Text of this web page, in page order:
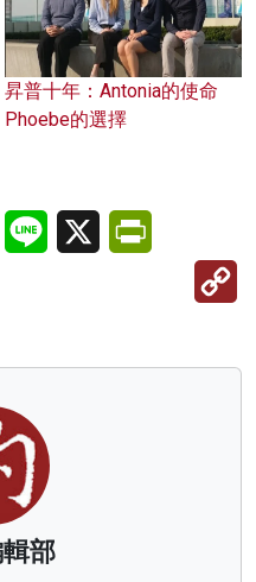
昇普十年：Antonia的使命
Phoebe的選擇
LinkedInLine X
部